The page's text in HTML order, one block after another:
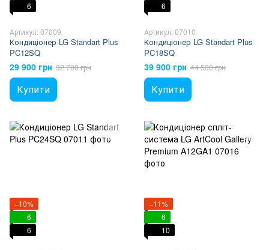
6
Артикул: 07009
Кондиціонер LG Standart Plus
PC12SQ
29 900 грн 32 700 грн
Купити
6
Артикул: 07010
Кондиціонер LG Standart Plus
PC18SQ
39 900 грн 44 500 грн
Купити
−10%
6
6
−11%
6
10